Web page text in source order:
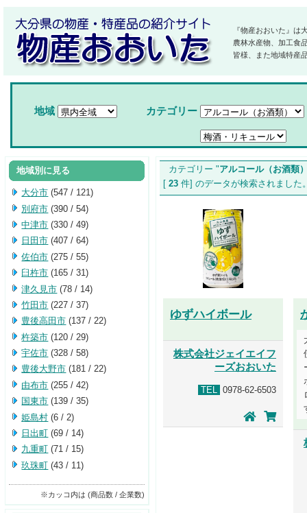
『物産おおいた』は
農林水産物、加工食
皆様、また地域特産
地域 カテゴリー
カテゴリー "アルコール（お酒類
[ 23 件] のデータが検索されま
ゆずハイボール
株式会社ジェイエイフ
ーズおおいた
TEL 0978-62-6503
地域別に見る
大分市 (547 / 121)
別府市 (390 / 54)
中津市 (330 / 49)
日田市 (407 / 64)
佐伯市 (275 / 55)
臼杵市 (165 / 31)
津久見市 (78 / 14)
竹田市 (227 / 37)
豊後高田市 (137 / 22)
杵築市 (120 / 29)
宇佐市 (328 / 58)
豊後大野市 (181 / 22)
由布市 (255 / 42)
国東市 (139 / 35)
姫島村 (6 / 2)
日出町 (69 / 14)
九重町 (71 / 15)
玖珠町 (43 / 11)
※カッコ内は (商品数 / 企業数)